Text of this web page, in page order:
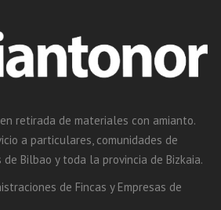
retirada de materiales con amianto.
a particulares, comunidades de
Bilbao y toda la provincia de Bizkaia.
de Fincas y Empresas de